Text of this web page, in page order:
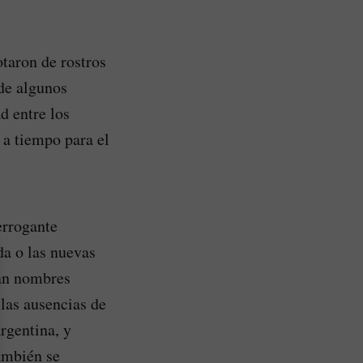
de rostros
algunos
entre los
tiempo para el
o las nuevas
nombres
ausencias de
y
se